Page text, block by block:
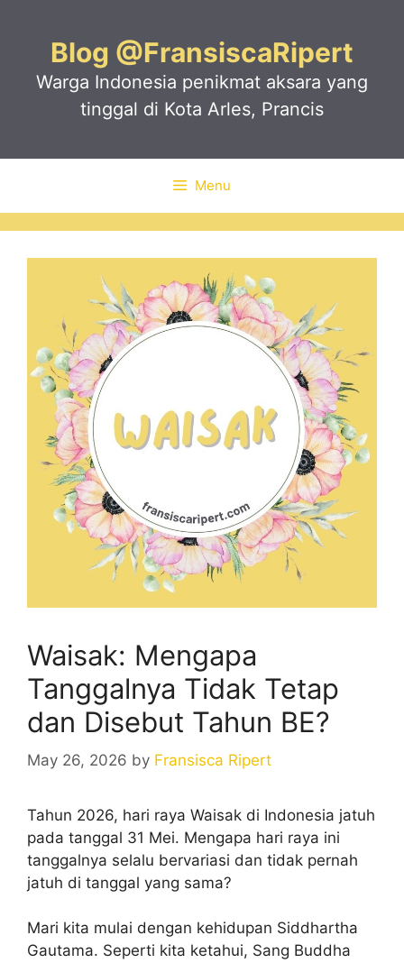
Blog @FransiscaRipert
Warga Indonesia penikmat aksara yang
tinggal di Kota Arles, Prancis
Menu
Waisak: Mengapa
Tanggalnya Tidak Tetap
dan Disebut Tahun BE?
May 26, 2026 by Fransisca Ripert
Tahun 2026, hari raya Waisak di Indonesia jatuh
pada tanggal 31 Mei. Mengapa hari raya ini
tanggalnya selalu bervariasi dan tidak pernah
jatuh di tanggal yang sama?
Mari kita mulai dengan kehidupan Siddhartha
Gautama. Seperti kita ketahui, Sang Buddha